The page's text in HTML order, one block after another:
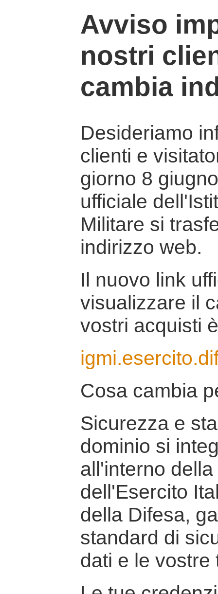
Avviso
nostri
cambia
Desideriamo
clienti e
giorno 8
ufficiale
Militare si
indirizzo web.
Il nuovo link
visualizzare il
vostri acquisti
Cosa cambia
Sicurezza e
dominio si
all'interno
dell'Esercito
della Difesa,
standard di
dati e le vostre